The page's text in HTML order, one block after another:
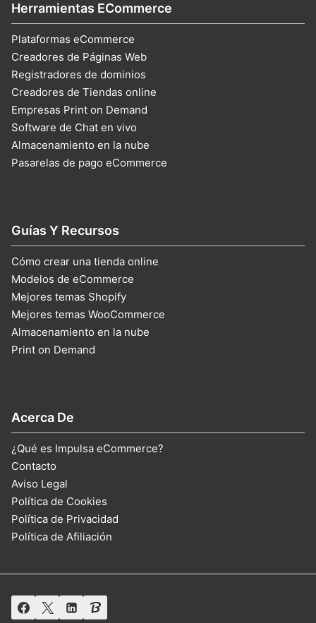
Acerca De
¿Qué es Impulsa eCommerce?
Contacto
Aviso Legal
Política de Cookies
Política de Privacidad
Política de Afiliación
Guías Y Recursos
Cómo crear una tienda online
Modelos de eCommerce
Mejores temas Shopify
Mejores temas WooCommerce
Almacenamiento en la nube
Print on Demand
Herramientas ECommerce
Plataformas eCommerce
Creadores de Páginas Web
Registradores de dominios
Creadores de Tiendas online
Empresas Print on Demand
Software de Chat en vivo
Almacenamiento en la nube
Pasarelas de pago eCommerce